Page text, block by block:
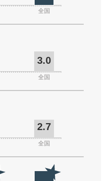
全国
3.0
全国
2.7
全国